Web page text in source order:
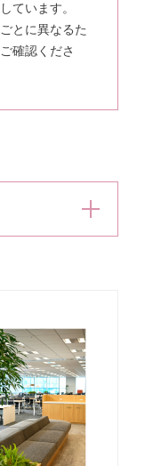
ています。
とに異なるた
確認くださ